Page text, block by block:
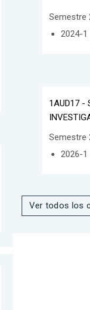
Semestre
2024-1
1AUD17 -
Semestre
2026-1
Ver todos los